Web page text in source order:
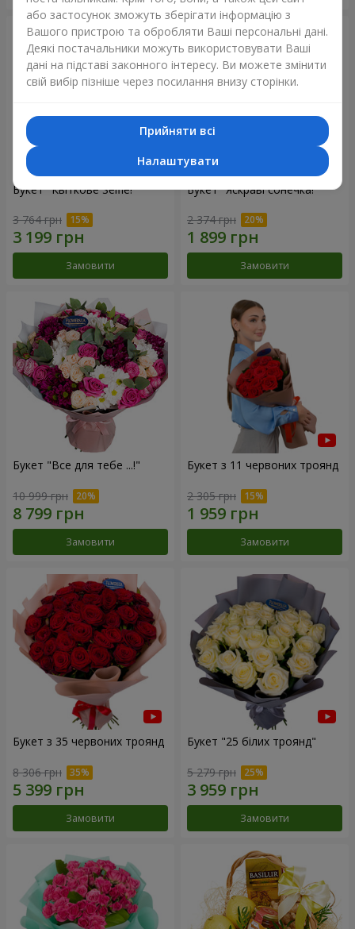
Букет "Квіткове Selfie!"
3 764 грн
Замовити
Букет "Яскраві сонечка!"
2 374 грн
Замовити
Букет "Все для тебе ...!"
10 999 грн
Замовити
Букет з 11 червоних троянд
2 305 грн
Замовити
Букет з 35 червоних троянд
8 306 грн
Замовити
Букет "25 білих троянд"
5 279 грн
Замовити
або застосунок зможуть зберігати інформацію з
Вашого пристрою та обробляти Ваші персональні дані.
Деякі постачальники можуть використовувати Ваші
дані на підставі законного інтересу. Ви можете змінити
свій вибір пізніше через посилання внизу сторінки.
Прийняти всі
Налаштувати